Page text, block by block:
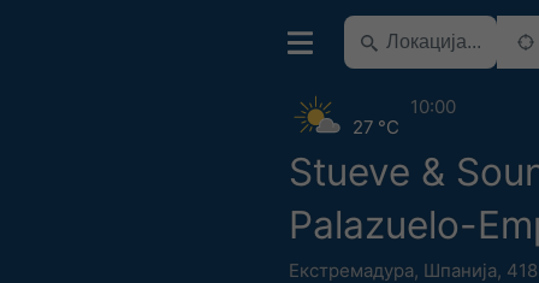
Stueve &
Palazuelo-
Екстремадура, Шпанија,
27 °C
10:00